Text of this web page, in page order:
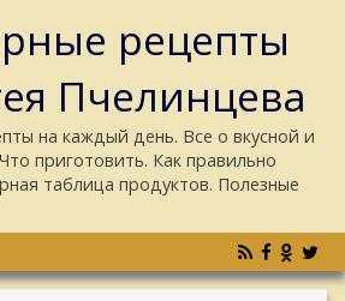
рецепты
Пчелинцева
на каждый день. Все о вкусной и
приготовить. Как правильно
таблица продуктов. Полезные